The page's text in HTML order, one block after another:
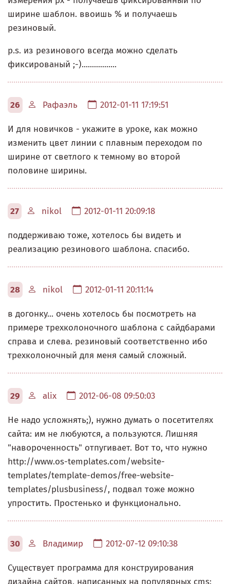
ширине шаблон. ввоишь % и получаешь
резиновый.
p.s. из резинового всегда можно сделать
фиксированый ;-).................
26 Рафаэль 2012-01-11 17:19:51
И для новичков - укажите в уроке, как можно
изменить цвет линии с плавным переходом по
ширине от светлого к темному во второй
половине ширины.
27 nikol 2012-01-11 20:09:18
поддерживаю тоже, хотелось бы видеть и
реализацию резинового шаблона. спасибо.
28 nikol 2012-01-11 20:11:14
в догонку... очень хотелось бы посмотреть на
примере трехколоночного шаблона с сайдбарами
справа и слева. резиновый соответственно ибо
трехколоночный для меня самый сложный.
29 alix 2012-06-08 09:50:03
Не надо усложнять;), нужно думать о посетителях
сайта: им не любуются, а пользуются. Лишняя
"навороченность" отпугивает. Вот то, что нужно
http://www.os-templates.com/website-
templates/template-demos/free-website-
templates/plusbusiness/, подвал тоже можно
упростить. Простенько и функционально.
30 Владимир 2012-07-12 09:10:38
Существует программа для конструирования
дизайна сайтов, написанных на популярных cms: